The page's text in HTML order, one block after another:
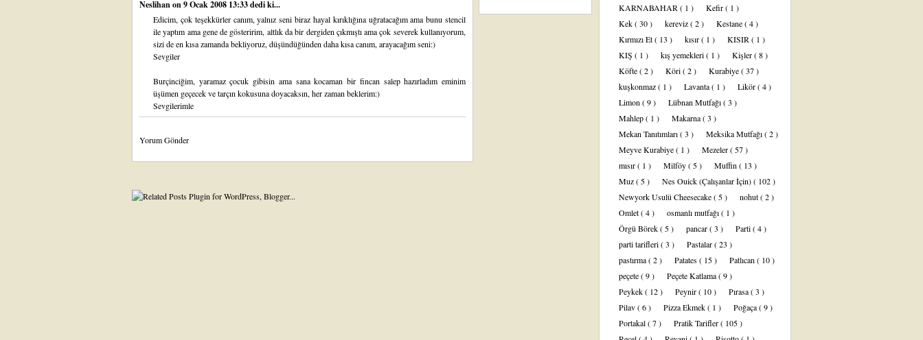
Neslihanon 9 Ocak 2008 13:33 dedi ki...
Edicim, çok teşekkürler canım, yalnız seni biraz hayal kırıklığına uğratacağım ama bunu stencil
ile yaptım ama gene de gösteririm, altlık da bir dergiden çıkmıştı ama çok severek kullanıyorum,
sizi de en kısa zamanda bekliyoruz, düşündüğünden daha kısa canım, arayacağım seni:)
Sevgiler
Burçinciğim, yaramaz çocuk gibisin ama sana kocaman bir fincan salep hazırladım eminim
üşümen geçecek ve tarçın kokusuna doyacaksın, her zaman beklerim:)
Sevgilerimle
Yorum Gönder
KARNABAHAR ( 1 ) Kefir( 1 )
Kek( 30 ) kereviz( 2 ) Kestane( 4 )
Kırmızı Et( 13 ) kısır( 1 ) KISIR ( 1 )
KIŞ ( 1 ) kış yemekleri( 1 ) Kişler( 8 )
Köfte( 2 ) Köri( 2 ) Kurabiye( 37 )
kuşkonmaz( 1 ) Lavanta( 1 ) Likör( 4 )
Limon ( 9 ) Lübnan Mutfağı( 3 )
Mahlep( 1 ) Makarna( 3 )
Mekan Tanıtımları( 3 ) Meksika Mutfağı( 2 )
Meyve Kurabiye( 1 ) Mezeler( 57 )
mısır( 1 ) Milföy( 5 ) Muffin ( 13 )
Muz( 5 ) Nes Ouick (Çalışanlar İçin)( 102 )
Newyork Usulü Cheesecake( 5 ) nohut( 2 )
Omlet( 4 ) osmanlı mutfağı( 1 )
Örgü Börek( 5 ) pancar( 3 ) Parti( 4 )
parti tarifleri( 3 ) Pastalar( 23 )
pastırma( 2 ) Patates( 15 ) Patlıcan ( 10 )
peçete( 9 ) Peçete Katlama( 9 )
Peykek( 12 ) Peynir( 10 ) Pırasa( 3 )
Pilav( 6 ) Pizza Ekmek( 1 ) Poğaça( 9 )
Portakal( 7 ) Pratik Tarifler( 105 )